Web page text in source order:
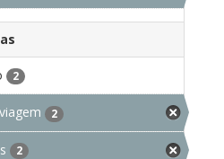
2
2
2